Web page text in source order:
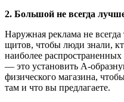
2. Большой не всегда
Наружная реклама не
щитов, чтобы люди знали,
наиболее
— это установить А-
физического магазина,
там и что вы предлагаете.